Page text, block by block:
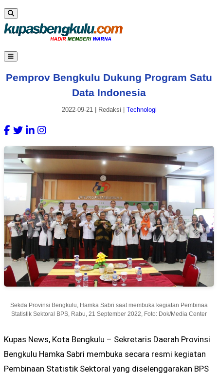
Pemprov Bengkulu Dukung Program Satu
Data Indonesia
2022-09-21| Redaksi Technologi
Sekda Provinsi Bengkulu, Hamka Sabri saat membuka kegiatan Pembinaa
Statistik Sektoral BPS, Rabu, 21 September 2022, Foto: Dok/Media Center
Kupas News, Kota Bengkulu – Sekretaris Daerah Provinsi
Bengkulu Hamka Sabri membuka secara resmi kegiatan
Pembinaan Statistik Sektoral yang diselenggarakan BPS